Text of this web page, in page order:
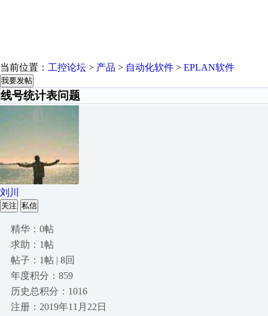
当前位置： 工控论坛 > 产品 > 自动化软件 > EPLAN软件
我要发帖
线号统计表问题
刘川
关注 私信
精华：0帖
求助：1帖
帖子：1帖 | 8回
年度积分：859
历史总积分：1016
注册：2019年11月22日